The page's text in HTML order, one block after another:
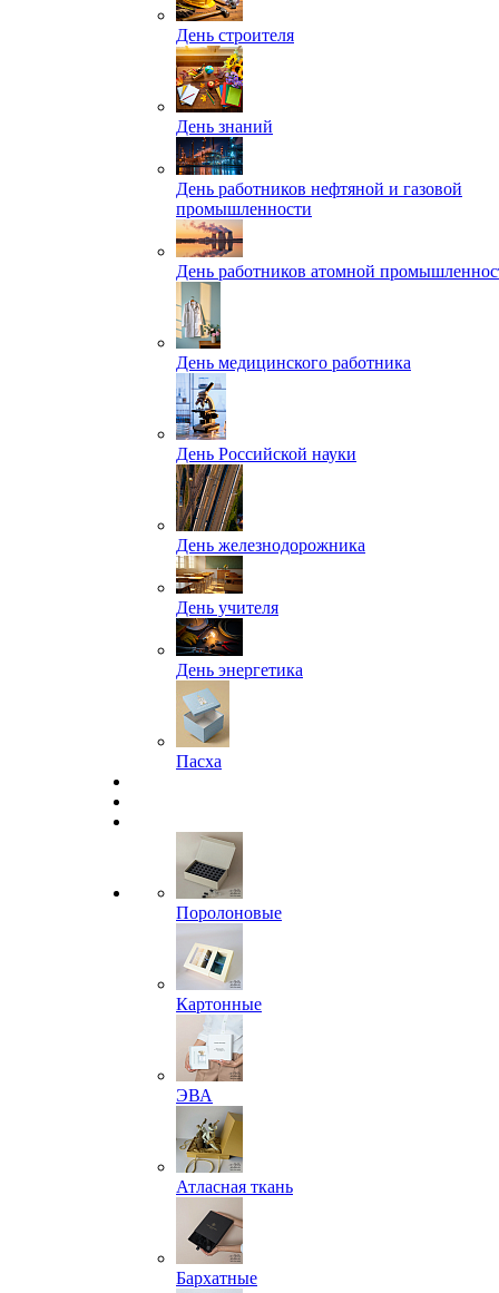
День строителя
День знаний
День работников нефтяной и газовой
промышленности
День работников атомной
День медицинского работника
День Российской науки
День железнодорожника
День учителя
День энергетика
Пасха
Поролоновые
Картонные
ЭВА
Атласная ткань
Бархатные